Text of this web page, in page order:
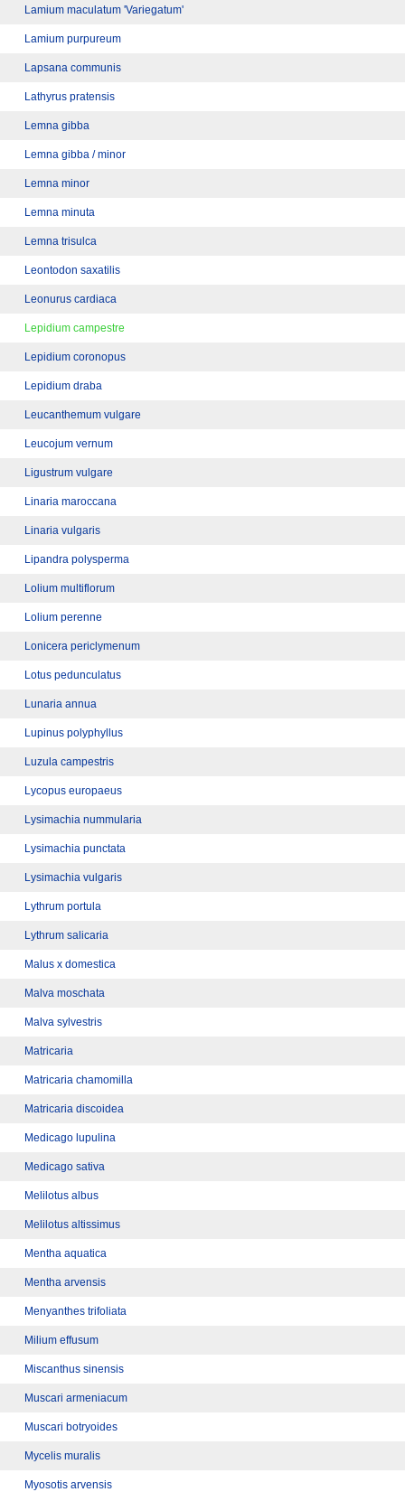
Lamium maculatum 'Variegatum'
Lamium purpureum
Lapsana communis
Lathyrus pratensis
Lemna gibba
Lemna gibba / minor
Lemna minor
Lemna minuta
Lemna trisulca
Leontodon saxatilis
Leonurus cardiaca
Lepidium campestre
Lepidium coronopus
Lepidium draba
Leucanthemum vulgare
Leucojum vernum
Ligustrum vulgare
Linaria maroccana
Linaria vulgaris
Lipandra polysperma
Lolium multiflorum
Lolium perenne
Lonicera periclymenum
Lotus pedunculatus
Lunaria annua
Lupinus polyphyllus
Luzula campestris
Lycopus europaeus
Lysimachia nummularia
Lysimachia punctata
Lysimachia vulgaris
Lythrum portula
Lythrum salicaria
Malus x domestica
Malva moschata
Malva sylvestris
Matricaria
Matricaria chamomilla
Matricaria discoidea
Medicago lupulina
Medicago sativa
Melilotus albus
Melilotus altissimus
Mentha aquatica
Mentha arvensis
Menyanthes trifoliata
Milium effusum
Miscanthus sinensis
Muscari armeniacum
Muscari botryoides
Mycelis muralis
Myosotis arvensis